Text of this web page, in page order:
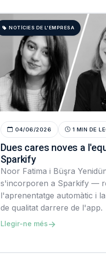
NOTÍCIES DE L'EMPRESA
04/06/2026 1 MIN DE
Dues cares noves a
Sparkify
Noor Fatima i Büşra
s'incorporen a Sparkify —
l'aprenentatge automàtic i
de qualitat darrere de l'app.
Llegir-ne més→